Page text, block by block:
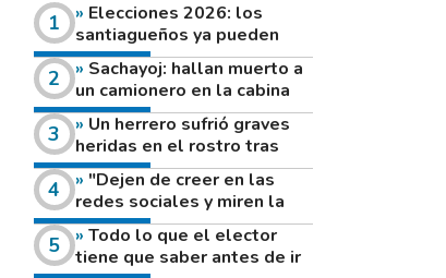
Elecciones 2026: los
santiagueños ya pueden
consultar dónde votan este
domingo
Sachayoj: hallan muerto a
un camionero en la cabina
de su vehículo a la vera de
un camino rural
Un herrero sufrió graves
heridas en el rostro tras
reventar el disco de una
amoladora
"Dejen de creer en las
redes sociales y miren la
heladera de sus casas": el
fuerte mensaje de una joven
que votó por primera vez
Todo lo que el elector
tiene que saber antes de ir